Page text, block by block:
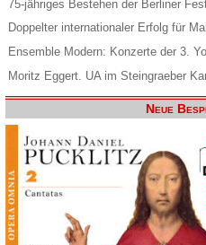
75-jähriges Bestehen der Berliner
Doppelter internationaler Erfolg für
Ensemble Modern: Konzerte der 3.
Moritz Eggert. UA im Steingraeber
Neue